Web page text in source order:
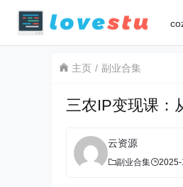
主页 副业合集
三农IP变现课：
云资源
副业合集 2025-